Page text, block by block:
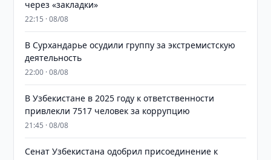
через «закладки»
22:15 · 08/08
В Сурхандарье осудили группу за экстремистскую
деятельность
22:00 · 08/08
В Узбекистане в 2025 году к ответственности
привлекли 7517 человек за коррупцию
21:45 · 08/08
Сенат Узбекистана одобрил присоединение к